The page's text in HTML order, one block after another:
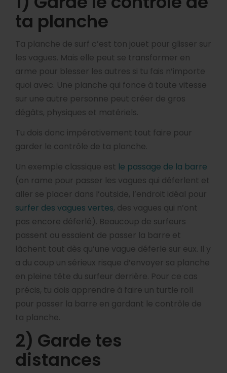
ta planche
Ta planche de surf c’est ton jouet pour glisser sur
les vagues. Mais elle peut se transformer en
arme pour blesser les autres si tu fais n’importe
quoi avec. Une planche qui fonce à toute vitesse
sur une autre personne peut créer de gros
dégâts, physiques et matériels.
Tu dois donc impérativement tout faire pour
garder le contrôle de ta planche.
Un exemple classique est le passage de la barre
(on rame pour passer les vagues qui déferlent et
aller se placer dans l’outside, l’endroit idéal pour
surfer des vagues vertes, des vagues qui n’ont
pas encore déferlé). Beaucoup de surfeurs
passent ou essaient de passer la barre et
lâchent tout dès qu’une vague déferle sur eux. Il y
a du coup un sérieux risque d’envoyer sa planche
en pleine tête du surfeur derrière. Pour ce cas
précis, tu dois apprendre à faire un turtle roll
pour passer la barre en gardant le contrôle de
ta planche.
2) Garde tes
distances